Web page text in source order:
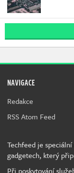
NAVIGACE
Redakce
RSS Atom Feed
Techfeed je
gadgetech, který
Při poskytování